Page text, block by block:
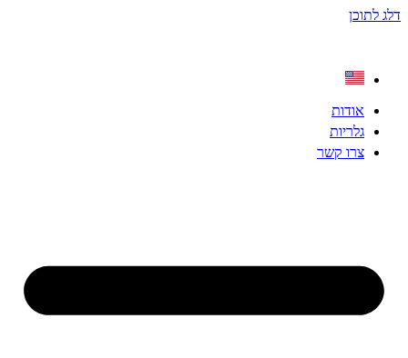
דלג לתוכן
אודות
גלריות
צרו קשר